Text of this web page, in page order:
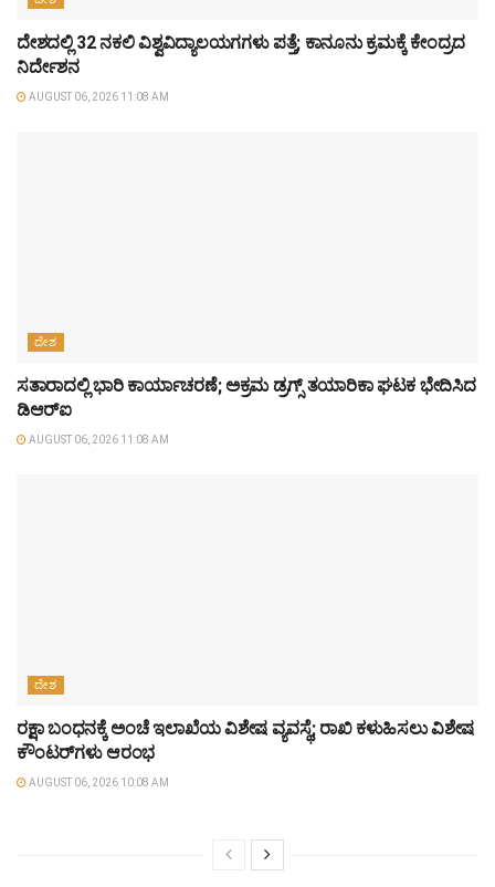
ದೇಶದಲ್ಲಿ 32 ನಕಲಿ ವಿಶ್ವವಿದ್ಯಾಲಯಗಗಳು ಪತ್ತೆ; ಕಾನೂನು ಕ್ರಮಕ್ಕೆ ಕೇಂದ್ರದ
ನಿರ್ದೇಶನ
AUGUST 06, 2026 11:08 AM
ದೇಶ
ಸತಾರಾದಲ್ಲಿ ಭಾರಿ ಕಾರ್ಯಾಚರಣೆ; ಅಕ್ರಮ ಡ್ರಗ್ಸ್ ತಯಾರಿಕಾ ಘಟಕ ಭೇದಿಸಿದ
ಡಿಆರ್‌ಐ
AUGUST 06, 2026 11:08 AM
ದೇಶ
ರಕ್ಷಾ ಬಂಧನಕ್ಕೆ ಅಂಚೆ ಇಲಾಖೆಯ ವಿಶೇಷ ವ್ಯವಸ್ಥೆ; ರಾಖಿ ಕಳುಹಿಸಲು ವಿಶೇಷ
ಕೌಂಟರ್‌ಗಳು ಆರಂಭ
AUGUST 06, 2026 10:08 AM